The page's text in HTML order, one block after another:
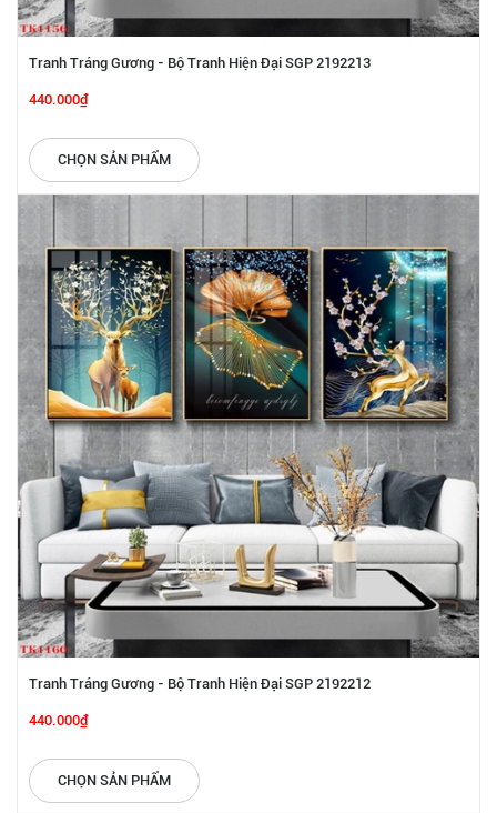
Tranh Tráng Gương - Bộ Tranh Hiện Đại SGP 2192213
440.000₫
CHỌN SẢN PHẨM
Tranh Tráng Gương - Bộ Tranh Hiện Đại SGP 2192212
440.000₫
CHỌN SẢN PHẨM